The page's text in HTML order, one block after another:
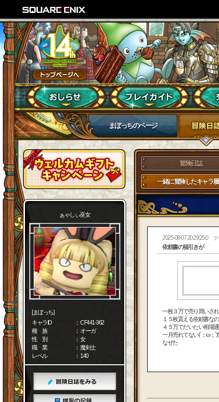
まぼっちのページ
ぁゃしぃ巫女
[まぼっち]
キャラID
： CF441-362
種 族
： オーガ
性 別
： 女
職 業
： 魔剣士
レベル
： 140
冒険日誌
一緒に冒険したキャラ
2025-08-07 20:29:25.0 テ
依頼書の福引きが
一枚３万で売り買いさ
１５枚貰える依頼書な
４５万でだいたい相場
一月売れてない(´；ω；`)
なぜた